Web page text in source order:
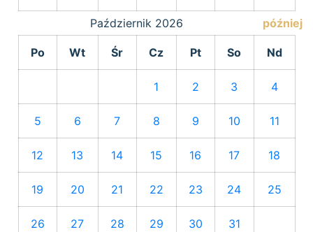
później
Październik 2026
Po Wt Śr Cz Pt So Nd
1 2 3 4
5 6 7 8 9 10 11
12 13 14 15 16 17 18
19 20 21 22 23 24 25
26 27 28 29 30 31